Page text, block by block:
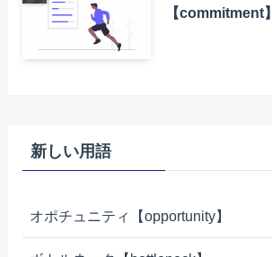
【commitment】
新しい用語
オポチュニティ【opportunity】